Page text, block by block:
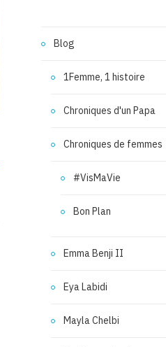
Blog
1Femme, 1 histoire
Chroniques d'un Papa
Chroniques de femmes
#VisMaVie
Bon Plan
Emma Benji II
Eya Labidi
Mayla Chelbi